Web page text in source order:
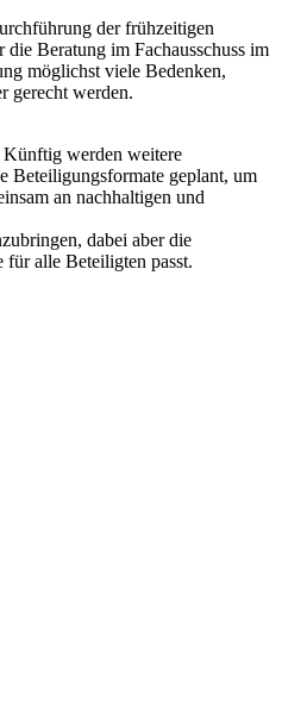
der frühzeitigen
Beratung im Fachausschuss im
möglichst viele Bedenken,
gerecht werden.
Künftig werden weitere
Beteiligungsformate geplant, um
an nachhaltigen und
dabei aber die
alle Beteiligten passt.